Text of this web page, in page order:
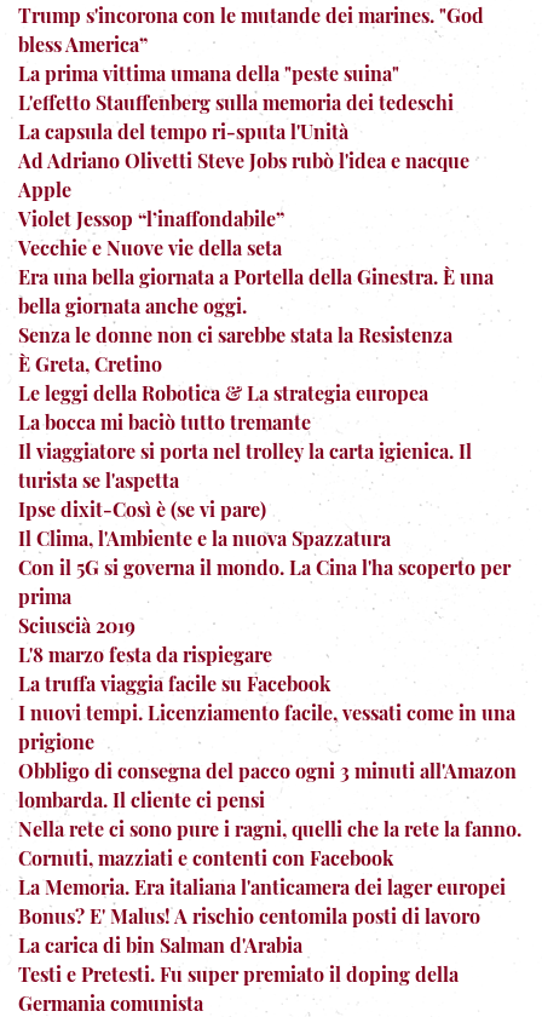
Trump s'incorona con le mutande dei marines. "God
bless America”
La prima vittima umana della "peste suina"
L'effetto Stauffenberg sulla memoria dei tedeschi
La capsula del tempo ri-sputa l'Unità
Ad Adriano Olivetti Steve Jobs rubò l'idea e nacque
Apple
Violet Jessop “l’inaffondabile”
Vecchie e Nuove vie della seta
Era una bella giornata a Portella della Ginestra. È una
bella giornata anche oggi.
Senza le donne non ci sarebbe stata la Resistenza
È Greta, Cretino
Le leggi della Robotica & La strategia europea
La bocca mi baciò tutto tremante
Il viaggiatore si porta nel trolley la carta igienica. Il
turista se l'aspetta
Ipse dixit-Così è (se vi pare)
Il Clima, l'Ambiente e la nuova Spazzatura
Con il 5G si governa il mondo. La Cina l'ha scoperto per
prima
Sciuscià 2019
L'8 marzo festa da rispiegare
La truffa viaggia facile su Facebook
I nuovi tempi. Licenziamento facile, vessati come in una
prigione
Obbligo di consegna del pacco ogni 3 minuti all'Amazon
lombarda. Il cliente ci pensi
Nella rete ci sono pure i ragni, quelli che la rete la fanno.
Cornuti, mazziati e contenti con Facebook
La Memoria. Era italiana l'anticamera dei lager europei
Bonus? E' Malus! A rischio centomila posti di lavoro
La carica di bin Salman d'Arabia
Testi e Pretesti. Fu super premiato il doping della
Germania comunista